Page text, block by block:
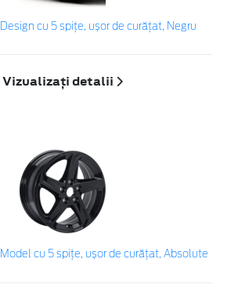
cu 5 spițe, ușor de curățat, Negru
Vizualizați detalii
cu 5 spițe, ușor de curățat, Absolute